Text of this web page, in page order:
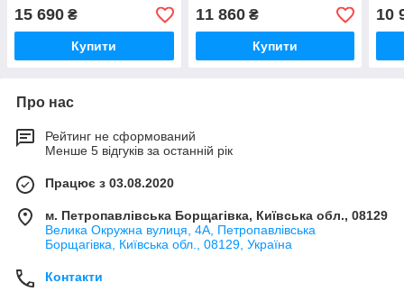
15 690 ₴
Купити
11 860₴
Купити
10
Про нас
Рейтинг не сформований
Менше 5 відгуків за останній рік
Працює з 03.08.2020
м. Петропавлівська Борщагівка, Київська обл., 08129
Велика Окружна вулиця, 4А, Петропавлівська
Борщагівка, Київська обл., 08129, Україна
Контакти